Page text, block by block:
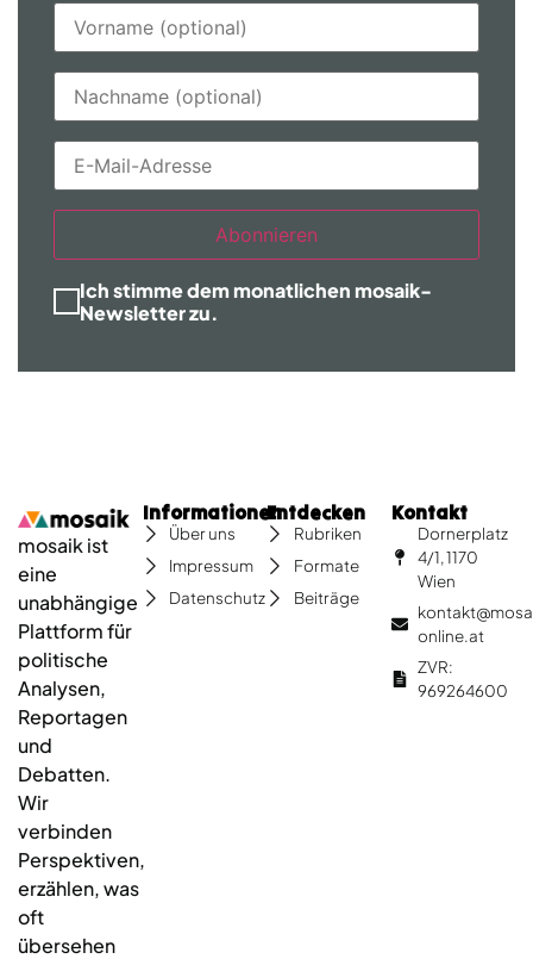
Abonnieren
Ich stimme dem monatlichen mosaik-
Newsletter zu.
mosaik ist
eine
unabhängige
Plattform für
politische
Analysen,
Reportagen
und
Debatten.
Wir
verbinden
Perspektiven,
erzählen, was
oft
übersehen
Informationen
Über uns
Impressum
Datenschutz
Entdecken
Rubriken
Formate
Beiträge
Kontakt
Dornerplatz
4/1, 1170
Wien
online.at
ZVR:
969264600